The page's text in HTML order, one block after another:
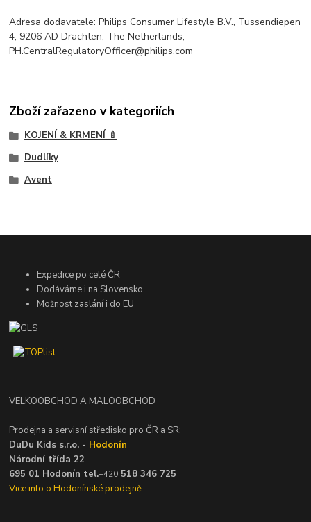
Adresa dodavatele: Philips Consumer Lifestyle B.V., Tussendiepen
4, 9206 AD Drachten, The Netherlands,
PH.CentralRegulatoryOfficer@philips.com
Zboží zařazeno v kategoriích
KOJENÍ & KRMENÍ 🍼
Dudlíky
Avent
Expedice po celé ČR
Dodáváme i na Slovensko
Možnost zaslání i do EU
VELKOOBCHOD A MALOOBCHOD
Prodejna a servisní středisko pro ČR a SR:
DuDu Kids s.r.o. - Hodonín
Národní třída 22
695 01 Hodonín tel.+420 518 346 725
Vice info o Hodonínské prodejně